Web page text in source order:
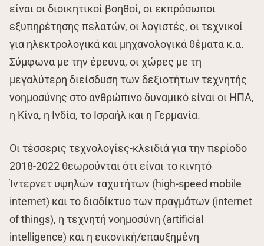
είναι οι διοικητικοί βοηθοί, οι εκπρόσωποι
εξυπηρέτησης πελατών, οι λογιστές, οι τεχνικοί
για ηλεκτρολογικά και μηχανολογικά θέματα κ.α.
Σύμφωνα με την έρευνα, οι χώρες με τη
μεγαλύτερη διείσδυση των δεξιοτήτων τεχνητής
νοημοσύνης στο ανθρώπινο δυναμικό είναι οι ΗΠΑ,
η Κίνα, η Ινδία, το Ισραήλ και η Γερμανία.
Οι τέσσερις τεχνολογίες-κλειδιά για την περίοδο
2018-2022 θεωρούνται ότι είναι το κινητό
Ίντερνετ υψηλών ταχυτήτων (high-speed mobile
internet) και το διαδίκτυο των πραγμάτων (internet
of things), η τεχνητή νοημοσύνη (artificial
intelligence) και η εικονική/επαυξημένη